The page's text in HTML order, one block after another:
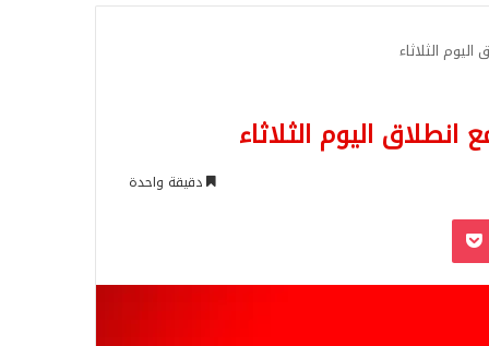
الثلاثاء
اليوم الثلاثاء
دقيقة واحدة
‫Pocket